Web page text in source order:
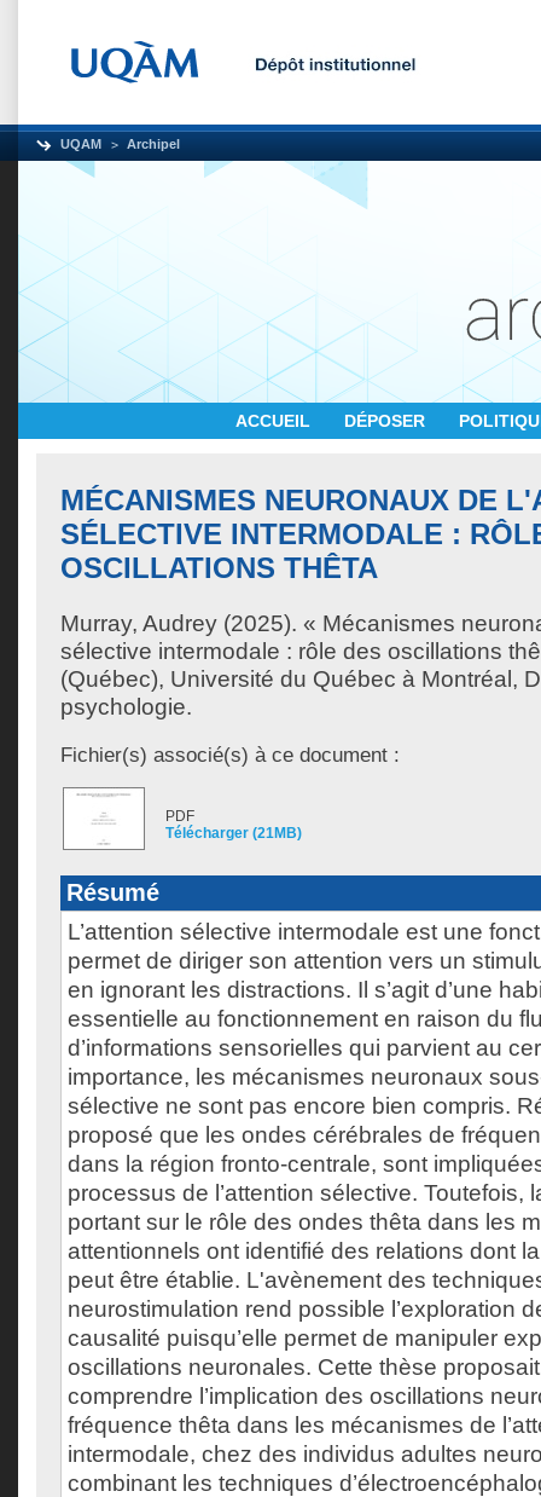
UQAM Archipel
ACCUEIL DÉPOSER
MÉCANISMES NEURONAUX DE
SÉLECTIVE INTERMODALE :
OSCILLATIONS THÊTA
Murray, Audrey (2025). « Mécanismes
sélective intermodale : rôle des oscillations
(Québec), Université du Québec à Montréal,
psychologie.
Fichier(s) associé(s) à ce document :
PDF
Télécharger (21MB)
Résumé
L’attention sélective intermodale est une
permet de diriger son attention vers un
en ignorant les distractions. Il s’agit d’une
essentielle au fonctionnement en raison du
d’informations sensorielles qui parvient au
importance, les mécanismes neuronaux
sélective ne sont pas encore bien compris.
proposé que les ondes cérébrales de
dans la région fronto-centrale, sont
processus de l’attention sélective. Toutefois,
portant sur le rôle des ondes thêta dans les
attentionnels ont identifié des relations dont
peut être établie. L'avènement des
neurostimulation rend possible l’exploration
causalité puisqu’elle permet de manipuler
oscillations neuronales. Cette thèse
comprendre l’implication des oscillations
fréquence thêta dans les mécanismes de
intermodale, chez des individus adultes
combinant les techniques